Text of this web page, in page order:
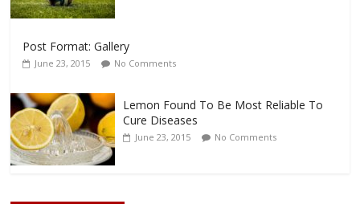
Post Format: Gallery
June 23, 2015 No Comments
Lemon Found To Be Most Reliable To
Cure Diseases
June 23, 2015 No Comments